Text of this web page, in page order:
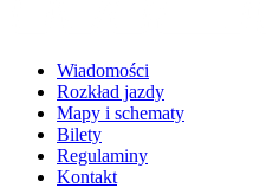
Wiadomości
Rozkład jazdy
Mapy i schematy
Bilety
Regulaminy
Kontakt